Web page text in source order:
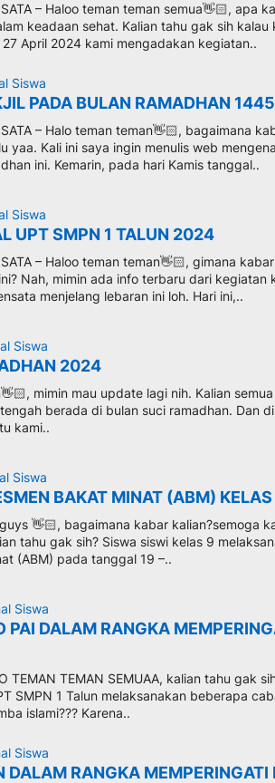
– Haloo teman teman semua👋🏻, apa
keadaan sehat. Kalian tahu gak sih kalau
27 April 2024 kami mengadakan kegiatan..
Siswa
PADA BULAN RAMADHAN
– Halo teman teman👋🏻, bagaimana
yaa. Kali ini saya ingin menulis web
ini. Kemarin, pada hari Kamis tanggal..
Siswa
UPT SMPN 1 TALUN 2024
– Haloo teman teman👋🏻, gimana
Nah, mimin ada info terbaru dari kegiatan
menjelang lebaran ini loh. Hari ini,..
Siswa
2024
mimin mau update lagi nih. Kalian
berada di bulan suci ramadhan. Dan
kami..
Siswa
BAKAT MINAT (ABM)
guys 👋🏻, bagaimana kabar kalian?semoga
tahu gak sih? Siswa siswi kelas 9
(ABM) pada tanggal 19 –..
Siswa
PAI DALAM RANGKA
TEMAN TEMAN SEMUAA, kalian tahu gak
SMPN 1 Talun melaksanakan beberapa
islami??? Karena..
Siswa
DALAM RANGKA MEMPERINGATI